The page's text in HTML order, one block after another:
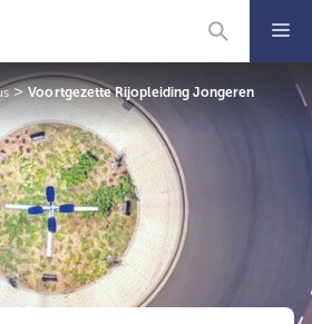
>Voortgezette Rijopleiding Jongeren